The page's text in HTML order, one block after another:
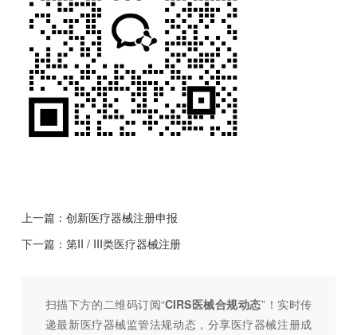
上一篇： 创新医疗器械注册申报
下一篇： 第II / III类医疗器械注册
扫描下方的二维码订阅“CIRS医械合规动态”！ 实时传
递最新医疗器械监管法规动态，分享医疗器械注册成